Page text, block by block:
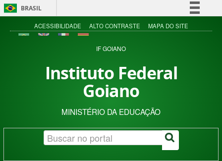
BRASIL
Simplifique!
Acesso à informação
ACESSIBILIDADE ALTO CONTRASTE MAPA DO SITE
IF GOIANO
Instituto Federal
Goiano
MINISTÉRIO DA EDUCAÇÃO